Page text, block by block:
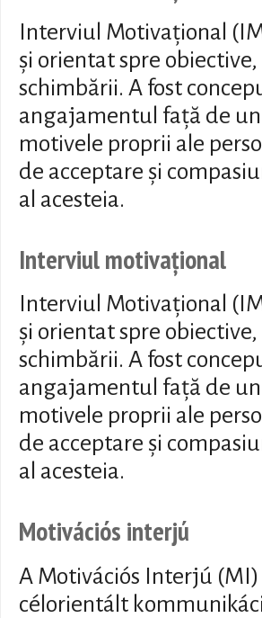
Interviul Motivațional
și orientat spre
schimbării. A fost
angajamentul față de
motivele proprii ale
de acceptare și
al acesteia.
Interviul motivațional
Interviul Motivațional
și orientat spre
schimbării. A fost
angajamentul față de
motivele proprii ale
de acceptare și
al acesteia.
Motivációs interjú
A Motivációs Interjú
célorientált